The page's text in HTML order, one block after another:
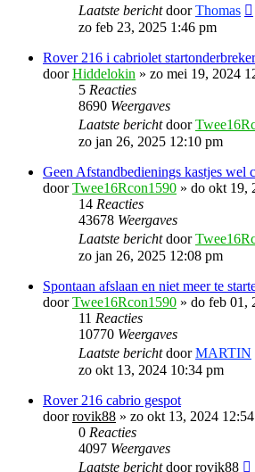
Laatste berichtdoorThomas
zo feb 23, 2025 1:46 pm
Rover 216 i cabriolet startonderbreker
doorHiddelokin » zo mei 19, 2024
5 Reacties
8690 Weergaves
Laatste berichtdoor
zo jan 26, 2025 12:10 pm
Geen Afstandbedienings kastjes wel
doorTwee16Rcon1590 » do okt 19,
14 Reacties
43678 Weergaves
Laatste berichtdoor
zo jan 26, 2025 12:08 pm
Spontaan afslaan en niet meer te
doorTwee16Rcon1590 » do feb 01,
11 Reacties
10770 Weergaves
Laatste berichtdoorMARTIN
zo okt 13, 2024 10:34 pm
Rover 216 cabrio gespot
doorrovik88 » zo okt 13, 2024
0 Reacties
4097 Weergaves
Laatste berichtdoorrovik88